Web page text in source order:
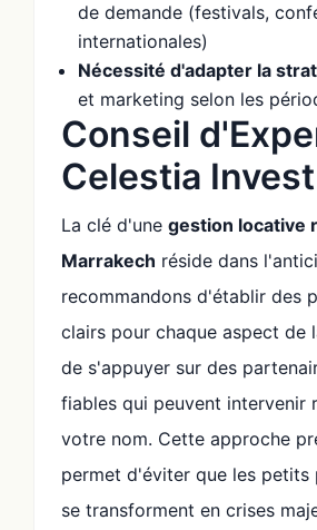
de demande (festivals,
internationales)
Nécessité d'adapter la
et marketing selon les
Conseil
Celestia Invest
La clé d'une gestion locative
Marrakech réside dans
recommandons d'établir des
clairs pour chaque aspect de
de s'appuyer sur des
fiables qui peuvent intervenir
votre nom. Cette approche
permet d'éviter que les petits
se transforment en crises